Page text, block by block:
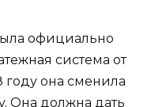
официально
система от
году она сменила
Она должна дать